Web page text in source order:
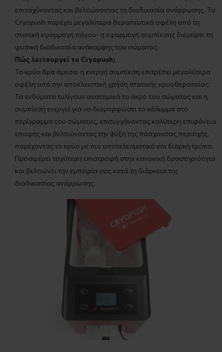
επιταχύνοντας και βελτιώνοντας τη διαδικασία ανάρρωσης. Το
Cryopush παρέχει μεγαλύτερα θεραπευτικά οφέλη από τη
στατική εφαρμογή πάγου- η εφαρμογή συμπίεσης διεγείρει τη
φυσική διαδικασία ανάκαμψης του σώματος.
Πώς λειτουργεί το Cryopush;
Το κρύο δρα άμεσα, η ενεργή συμπίεση επιτρέπει μεγαλύτερα
οφέλη από την αποκλειστική χρήση στατικής κρυοθεραπείας.
Τα ενδύματα τυλίγουν ανατομικά το άκρο του σώματος και η
συμπίεση ενεργεί για να διαμορφώσει το κάλυμμα στο
περίγραμμα του σώματος, επιτυγχάνοντας καλύτερη επιφάνεια
επαφής και βελτιώνοντας την ψύξη της πάσχουσας περιοχής,
παρέχοντας το κρύο με πιο αποτελεσματικό και διαρκή τρόπο.
Προσφέρει ταχύτερη επιστροφή στην κανονική δραστηριότητα
και βελτιώνει την εμπειρία σας κατά τη διάρκεια της
διαδικασίας ανάρρωσης.